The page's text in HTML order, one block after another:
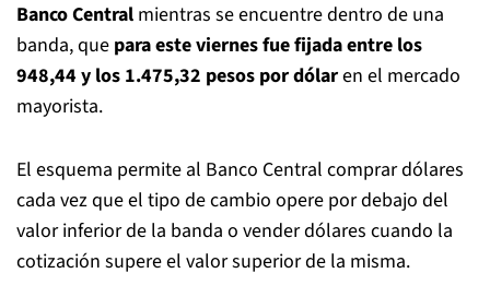
Banco Central mientras se encuentre dentro de una
banda, que para este viernes fue fijada entre los
948,44 y los 1.475,32 pesos por dólaren el mercado
mayorista.
El esquema permite al Banco Central comprar dólares
cada vez que el tipo de cambio opere por debajo del
valor inferior de la banda o vender dólares cuando la
cotización supere el valor superior de la misma.